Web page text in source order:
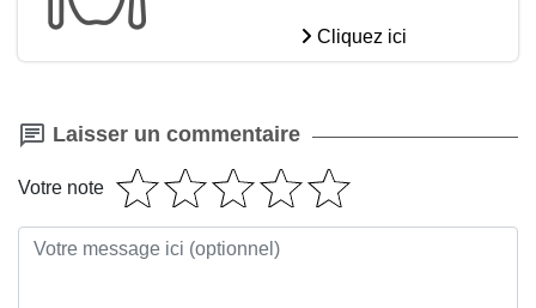
Cliquez ici
Laisser un commentaire
Votre note